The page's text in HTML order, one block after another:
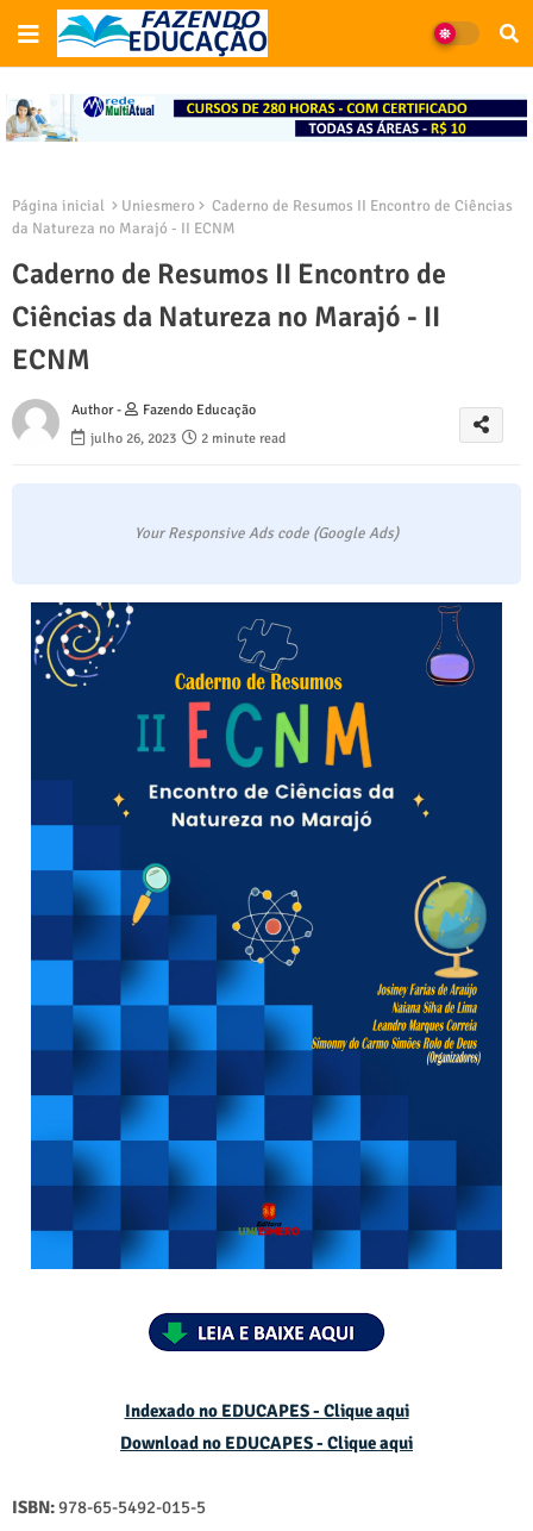
Página inicial Uniesmero
Caderno de Resumos II Encontro de Ciências
da Natureza no Marajó - II ECNM
Caderno de Resumos II Encontro de
Ciências da Natureza no Marajó - II
ECNM
Author -
Fazendo Educação
julho 26, 2023
2 minute read
Your Responsive Ads code (Google Ads)
Indexado no EDUCAPES - Clique aqui
Download no EDUCAPES - Clique aqui
ISBN:978-65-5492-015-5